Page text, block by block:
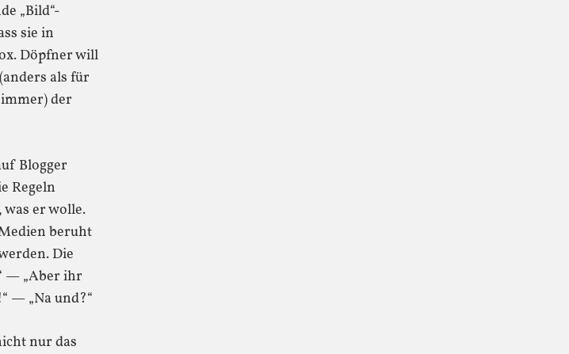
„Bild“-
sie in
Döpfner will
als für
der
Blogger
Regeln
er wolle.
beruht
Die
— „Aber ihr
— „Na und?“
nur das